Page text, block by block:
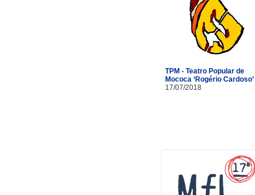
TPM - Teatro Popular de
Mococa ‘Rogério Cardoso’
17/07/2018